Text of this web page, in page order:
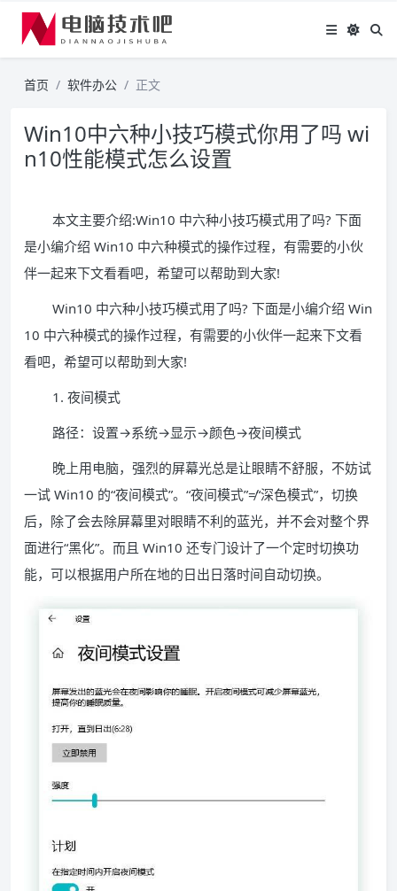
首页 软件办公 正文
Win10中六种小技巧模式你用了吗 wi
n10性能模式怎么设置
本文主要介绍:Win10 中六种小技巧模式用了吗? 下面
是小编介绍 Win10 中六种模式的操作过程，有需要的小伙
伴一起来下文看看吧，希望可以帮助到大家!
Win10 中六种小技巧模式用了吗? 下面是小编介绍 Win
10 中六种模式的操作过程，有需要的小伙伴一起来下文看
看吧，希望可以帮助到大家!
1. 夜间模式
路径：设置→系统→显示→颜色→夜间模式
晚上用电脑，强烈的屏幕光总是让眼睛不舒服，不妨试
一试 Win10 的“夜间模式”。“夜间模式”≠“深色模式”，切换
后，除了会去除屏幕里对眼睛不利的蓝光，并不会对整个界
面进行“黑化”。而且 Win10 还专门设计了一个定时切换功
能，可以根据用户所在地的日出日落时间自动切换。